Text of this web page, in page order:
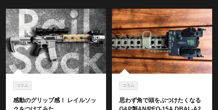
コラム
感動のグリップ感！ レイルソッ
コラム
思わず角で頭をぶつけたくなる